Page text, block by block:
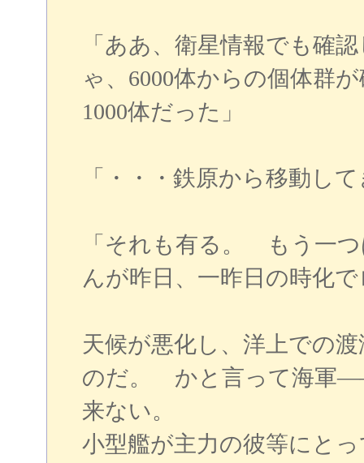
「ああ、衛星情報でも確
ゃ、6000体からの個体群
1000体だった」
「・・・鉄原から移動し
「それも有る。 もう一
んが昨日、一昨日の時化
天候が悪化し、洋上での
のだ。 かと言って海軍
来ない。
小型艦が主力の彼等にと